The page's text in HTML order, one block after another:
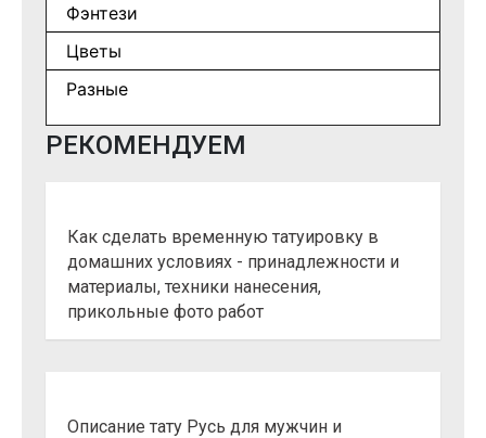
Фэнтези
Цветы
Разные
РЕКОМЕНДУЕМ
Как сделать временную татуировку в
домашних условиях - принадлежности и
материалы, техники нанесения,
прикольные фото работ
Описание тату Русь для мужчин и